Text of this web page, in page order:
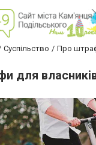
Суспільство
Про
для